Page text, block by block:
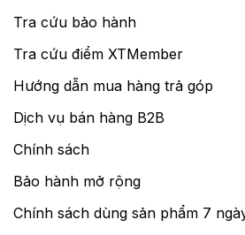
Tra cứu bảo hành
Tra cứu điểm XTMember
Hướng dẫn mua hàng trả góp
Dịch vụ bán hàng B2B
Chính sách
Bảo hành mở rộng
Chính sách dùng sản phẩm 7